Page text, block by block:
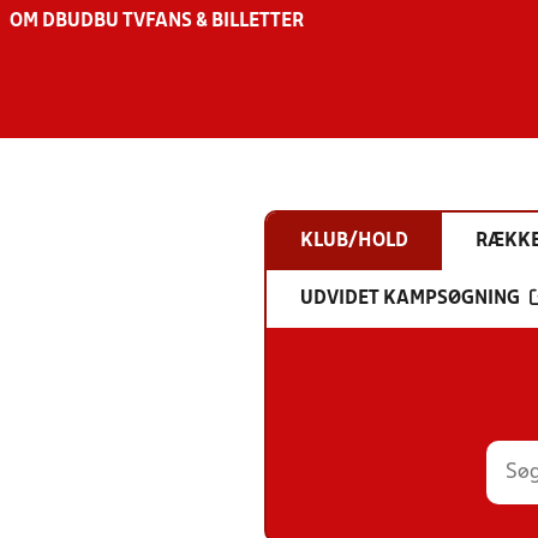
OM DBU DBU TV FANS & BILLETTER
KLUB/HOLD
UDVIDET KAMPSØGNING